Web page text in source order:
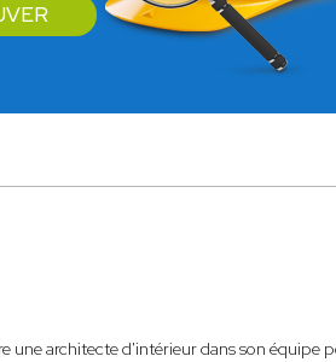
une architecte d'intérieur dans son équipe